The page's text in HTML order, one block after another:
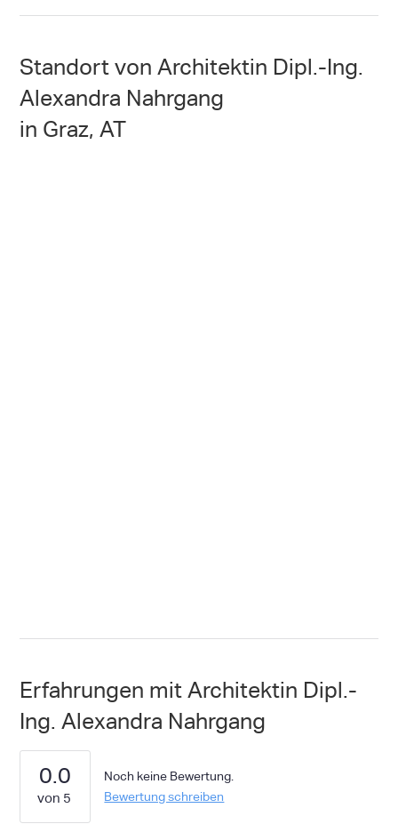
Standort von Architektin Dipl.-Ing.
Alexandra Nahrgang
in Graz, AT
Erfahrungen mit Architektin Dipl.-
Ing. Alexandra Nahrgang
0.0
Noch keine Bewertung.
Bewertung schreiben